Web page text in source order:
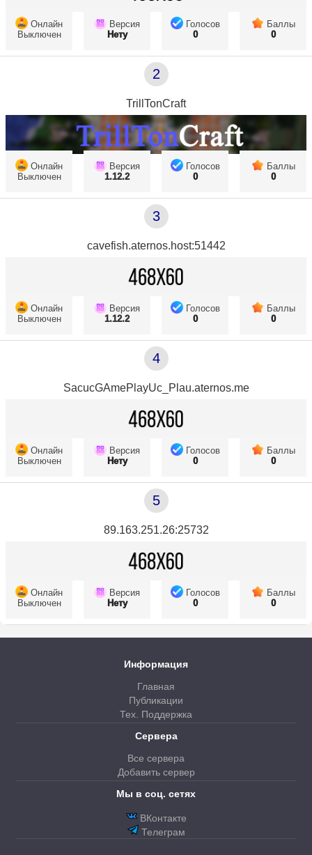
Онлайн
Выключен
Версия
Нету
Голосов
0
Баллы
0
2
TrillTonCraft
Онлайн
Выключен
Версия
1.12.2
Голосов
0
Баллы
0
3
cavefish.aternos.host:51442
Онлайн
Выключен
Версия
1.12.2
Голосов
0
Баллы
0
4
SacucGAmePlayUc_Plau.aternos.me
Онлайн
Выключен
Версия
Нету
Голосов
0
Баллы
0
5
89.163.251.26:25732
Онлайн
Выключен
Версия
Нету
Голосов
0
Баллы
0
Информация
Главная
Публикации
Тех. Поддержка
Сервера
Все сервера
Добавить сервер
Мы в соц. сетях
ВКонтакте
Телеграм